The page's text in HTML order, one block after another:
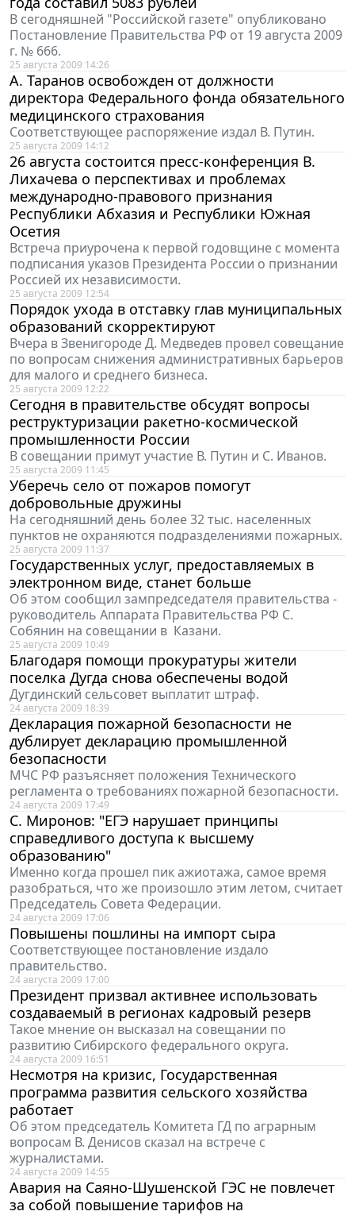
В сегодняшней "Российской газете" опубликовано
Постановление Правительства РФ от 19 августа 2009
г. № 666.
25 августа 2009 14:26
А. Таранов освобожден от должности
директора Федерального фонда обязательного
медицинского страхования
Соответствующее распоряжение издал В. Путин.
25 августа 2009 14:12
26 августа состоится пресс-конференция В.
Лихачева о перспективах и проблемах
международно-правового признания
Республики Абхазия и Республики Южная
Осетия
Встреча приурочена к первой годовщине с момента
подписания указов Президента России о признании
Россией их независимости.
25 августа 2009 12:54
Порядок ухода в отставку глав муниципальных
образований скорректируют
Вчера в Звенигороде Д. Медведев провел совещание
по вопросам снижения административных барьеров
для малого и среднего бизнеса.
25 августа 2009 12:22
Сегодня в правительстве обсудят вопросы
реструктуризации ракетно-космической
промышленности России
В совещании примут участие В. Путин и С. Иванов.
25 августа 2009 11:45
Уберечь село от пожаров помогут
добровольные дружины
На сегодняшний день более 32 тыс. населенных
пунктов не охраняются подразделениями пожарных.
25 августа 2009 11:37
Государственных услуг, предоставляемых в
электронном виде, станет больше
Об этом сообщил зампредседателя правительства -
руководитель Аппарата Правительства РФ С.
Собянин на совещании в Казани.
25 августа 2009 10:49
Благодаря помощи прокуратуры жители
поселка Дугда снова обеспечены водой
Дугдинский сельсовет выплатит штраф.
24 августа 2009 18:39
Декларация пожарной безопасности не
дублирует декларацию промышленной
безопасности
МЧС РФ разъясняет положения Технического
регламента о требованиях пожарной безопасности.
24 августа 2009 17:49
С. Миронов: "ЕГЭ нарушает принципы
справедливого доступа к высшему
образованию"
Именно когда прошел пик ажиотажа, самое время
разобраться, что же произошло этим летом, считает
Председатель Совета Федерации.
24 августа 2009 17:06
Повышены пошлины на импорт сыра
Соответствующее постановление издало
правительство.
24 августа 2009 17:00
Президент призвал активнее использовать
создаваемый в регионах кадровый резерв
Такое мнение он высказал на совещании по
развитию Сибирского федерального округа.
24 августа 2009 16:51
Несмотря на кризис, Государственная
программа развития сельского хозяйства
работает
Об этом председатель Комитета ГД по аграрным
вопросам В. Денисов сказал на встрече с
журналистами.
24 августа 2009 14:55
Авария на Саяно-Шушенской ГЭС не повлечет
за собой повышение тарифов на